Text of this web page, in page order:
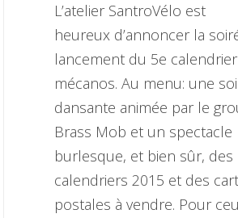
L’atelier SantroVélo est
heureux d’annoncer la
lancement du 5e
mécanos. Au menu: une
dansante animée par le
Brass Mob et un spectacle
burlesque, et bien sûr, des
calendriers 2015 et des
postales à vendre. Pour